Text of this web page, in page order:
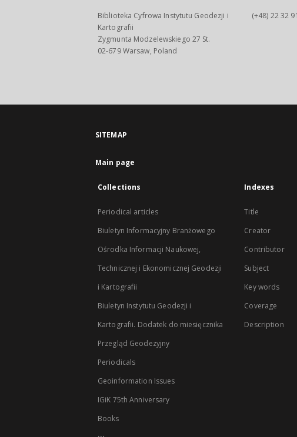
Biblioteka Cyfrowa Instytutu Geodezji i
Kartografii
Zygmunta Modzelewskiego 27 St.
02-679 Warsaw, Poland
(+48) 22 32
SITEMAP
Main page
Collections
Periodical articles
Biuletyn Informacyjny Branżowego
Ośrodka Informacji Naukowej,
Technicznej i Ekonomicznej Geodezji
i Kartografii
Biuletyn Instytutu Geodezji i
Kartografii. Dodatek do miesięcznika
Przegląd Geodezyjny
Periodicals
Geoinformation Issues
IGiK 75th Anniversary
Books
...
Indexes
Title
Creator
Contributor
Subject
Key words
Coverage
Description